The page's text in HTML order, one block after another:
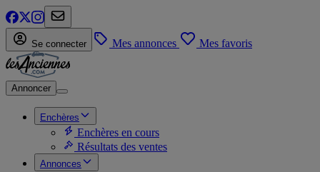
Se connecter Mes annonces Mes favoris
Annoncer
Enchères
Enchères en cours
Résultats des ventes
Annonces